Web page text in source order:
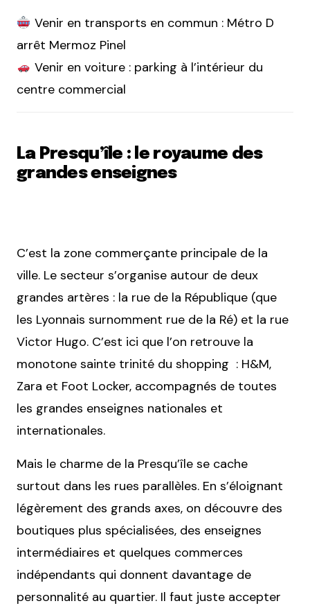
Venir en transports en commun : Métro D
arrêt Mermoz Pinel
Venir en voiture : parking à l’intérieur du
centre commercial
La Presqu’île : le royaume des
grandes enseignes
C’est la zone commerçante principale de la
ville. Le secteur s’organise autour de deux
grandes artères : la rue de la République (que
les Lyonnais surnomment rue de la Ré) et la rue
Victor Hugo. C’est ici que l’on retrouve la
monotone sainte trinité du shopping : H&M,
Zara et Foot Locker, accompagnés de toutes
les grandes enseignes nationales et
internationales.
Mais le charme de la Presqu’île se cache
surtout dans les rues parallèles. En s’éloignant
légèrement des grands axes, on découvre des
boutiques plus spécialisées, des enseignes
intermédiaires et quelques commerces
indépendants qui donnent davantage de
personnalité au quartier. Il faut juste accepter